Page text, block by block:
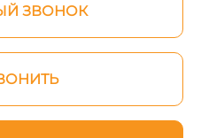
ЗВОНОК